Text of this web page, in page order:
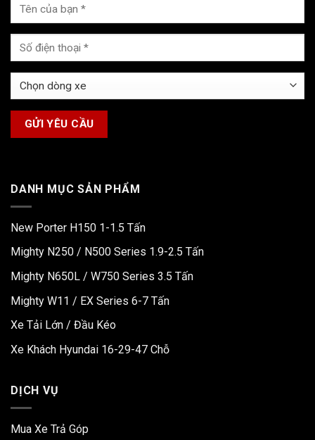
DANH MỤC SẢN PHẨM
New Porter H150 1-1.5 Tấn
Mighty N250 / N500 Series 1.9-2.5 Tấn
Mighty N650L / W750 Series 3.5 Tấn
Mighty W11 / EX Series 6-7 Tấn
Xe Tải Lớn / Đầu Kéo
Xe Khách Hyundai 16-29-47 Chỗ
DỊCH VỤ
Mua Xe Trả Góp